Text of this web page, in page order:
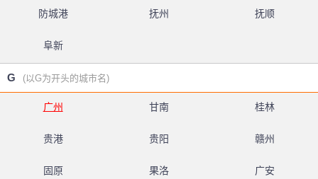
防城港 抚州 抚顺
阜新
G (以G为开头的城市名)
广州 甘南 桂林
贵港 贵阳 赣州
固原 果洛 广安